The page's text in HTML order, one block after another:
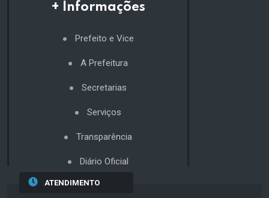
+ Informações
Prefeito e Vice
A Prefeitura
Secretarias
Serviços
Transparência
Diário Oficial
ATENDIMENTO